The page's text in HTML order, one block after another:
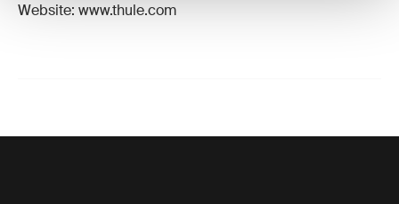
Website: www.thule.com